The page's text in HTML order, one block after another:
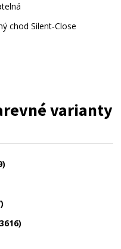
chod Silent‑Close
varianty